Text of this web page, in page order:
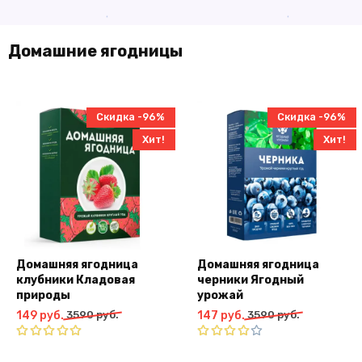
Домашние ягодницы
Скидка -96%
Хит!
Домашняя ягодница
клубники Кладовая
природы
3590руб.
Первоначальная
цена
149 руб.
Текущая
цена:
Скидка -96%
Хит!
Домашняя ягодница
черники Ягодный
урожай
3590руб.
Первоначальная
цена
147 руб.
Текущая
цена: